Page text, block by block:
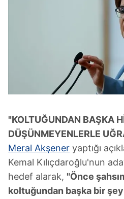
"KOLTUĞUNDAN BAŞKA
DÜŞÜNMEYENLERLE
Meral Akşener yaptığı
Kemal Kılıçdaroğlu'nun
hedef alarak, "Önce
koltuğundan başka bir